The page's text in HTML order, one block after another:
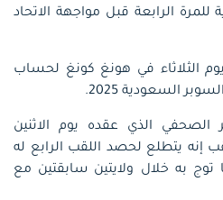
الرابعة قبل مواجهة الاتحاد
يوم الثلاثاء في هونغ كونغ لحساب
السعودية 2025.
الذي عقده يوم الاثنين
إنه يتطلع لحصد اللقب الرابع له
به خلال ولايتين سابقتين مع